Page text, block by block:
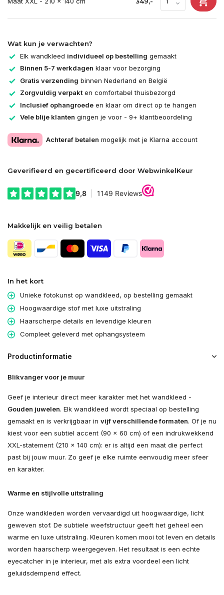
Wat kun je verwachten?
Elk wandkleed individueel op bestelling gemaakt
Binnen 5-7 werkdagen klaar voor bezorging
Gratis verzending binnen Nederland en België
Zorgvuldig verpakten comfortabel thuisbezorgd
Inclusief ophangroede en klaar om direct op te hangen
Vele blije klanten gingen je voor - 9+ klantbeoordeling
Achteraf betalen mogelijk met je Klarna account
Geverifieerd en gecertificeerd door WebwinkelKeur
Makkelijk en veilig betalen
In het kort
Unieke fotokunst op wandkleed, op bestelling gemaakt
Hoogwaardige stof met luxe uitstraling
Haarscherpe details en levendige kleuren
Compleet geleverd met ophangsysteem
Productinformatie
Blikvanger voor je muur
Geef je interieur direct meer karakter met het wandkleed -
Gouden juwelen. Elk wandkleed wordt speciaal op bestelling
gemaakt en is verkrijgbaar in vijf verschillende formaten. Of je nu
kiest voor een subtiel accent (90 × 60 cm) of een indrukwekkend
XXL-statement (210 × 140 cm): er is altijd een maat die perfect
past bij jouw muur. Zo geef je elke ruimte eenvoudig meer sfeer
en karakter.
Warme en stijlvolle uitstraling
Onze wandkleden worden vervaardigd uit hoogwaardige, licht
geweven stof. De subtiele weefstructuur geeft het geheel een
warme en luxe uitstraling. Kleuren komen mooi tot leven en details
worden haarscherp weergegeven. Het resultaat is een echte
eyecatcher in je interieur, met als extra voordeel een licht
geluidsdempend effect.